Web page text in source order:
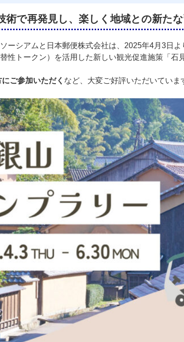
術で再発見し、楽しく地域との新た
ーシアムと日本郵便株式会社は、2025年4月3日
性トークン）を活用した新しい観光促進施策「石
ご参加いただく など、大変ご好評いただいていま